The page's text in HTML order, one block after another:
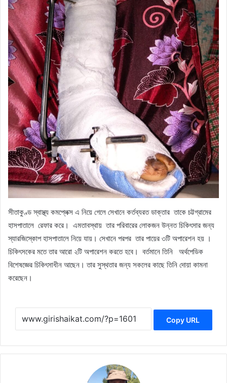
সীতাকুণ্ড স্বাস্থ্য কমপ্লেক্স এ নিয়ে গেলে সেখানে কর্তব্যরত ডাক্তার তাকে চট্টগ্রামের
হাসপাতালে রেফার করে। এমতাবস্থায় তার পরিবারের লোকজন উন্নত চিকিৎসার জন্য
স্যারজিস্কোপ হাসপাতালে নিয়ে যায়। সেখানে পরপর তার পায়ের ৩টি অপারেশন হয় ।
চিকিৎসকের মতে তার আরো ২টি অপারেশন করতে হবে। বর্তমানে তিনি অর্থপেডিক
বিশেষজ্ঞের চিকিৎসাধীন আছেন। তার সুস্থতার জন্য সকলের কাছে তিনি দোয়া কামনা
করেছেন।
Copy URL